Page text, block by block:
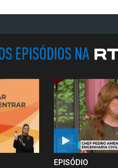
EPISÓDIOS NA
EPISÓDIO